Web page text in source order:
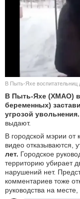
В Пыть-Яхе воспитательниц
В Пыть-Яхе (ХМАО)
беременных)
угрозой увольнения.
выдают.
В городской мэрии от
видео отказываются,
лет. Городское
территорию убирает
нарушений нет.
комментариев тоже
руководства на